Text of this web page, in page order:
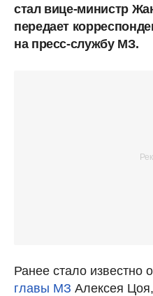
стал вице-министр
передает
на пресс-службу МЗ.
Ранее стало известно
главы МЗ Алексея